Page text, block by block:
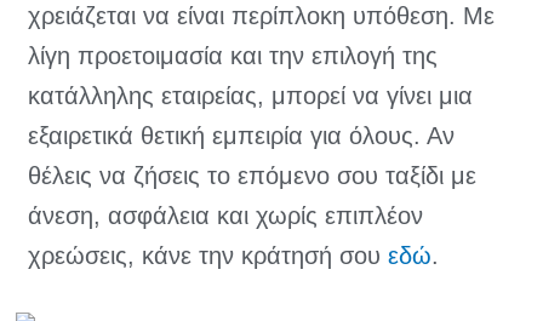
χρειάζεται να είναι περίπλοκη υπόθεση. Με
λίγη προετοιμασία και την επιλογή της
κατάλληλης εταιρείας, μπορεί να γίνει μια
εξαιρετικά θετική εμπειρία για όλους. Αν
θέλεις να ζήσεις το επόμενο σου ταξίδι με
άνεση, ασφάλεια και χωρίς επιπλέον
χρεώσεις, κάνε την κράτησή σου εδώ.